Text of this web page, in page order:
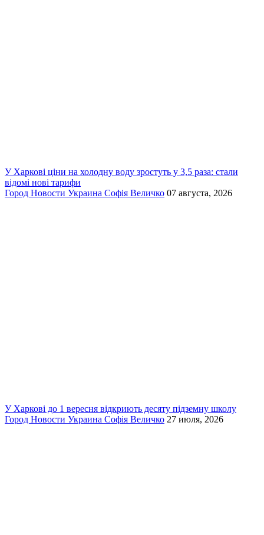
У Харкові ціни на холодну воду зростуть у 3,5 раза: стали
відомі нові тарифи
Город Новости Украина Софія Величко 07 августа, 2026
У Харкові до 1 вересня відкриють десяту підземну школу
Город Новости Украина Софія Величко 27 июля, 2026